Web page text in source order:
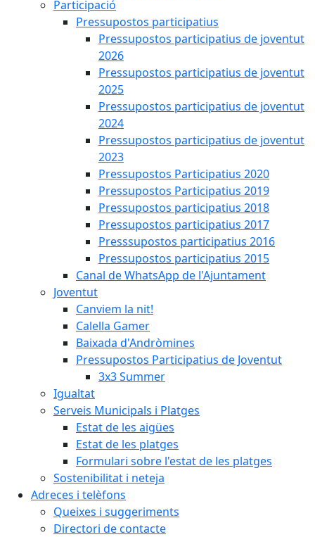
Participació
Pressupostos participatius
Pressupostos participatius de joventut
2026
Pressupostos participatius de joventut
2025
Pressupostos participatius de joventut
2024
Pressupostos participatius de joventut
2023
Pressupostos Participatius 2020
Pressupostos Participatius 2019
Pressupostos participatius 2018
Pressupostos participatius 2017
Presssupostos participatius 2016
Pressupostos participatius 2015
Canal de WhatsApp de l'Ajuntament
Joventut
Canviem la nit!
Calella Gamer
Baixada d'Andròmines
Pressupostos Participatius de Joventut
3x3 Summer
Igualtat
Serveis Municipals i Platges
Estat de les aigües
Estat de les platges
Formulari sobre l'estat de les platges
Sostenibilitat i neteja
Adreces i telèfons
Queixes i suggeriments
Directori de contacte